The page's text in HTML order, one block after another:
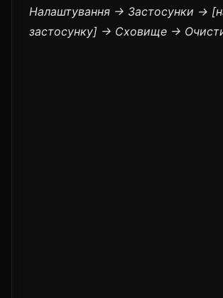
Налаштування → Застосунки →
застосунку] → Сховище →